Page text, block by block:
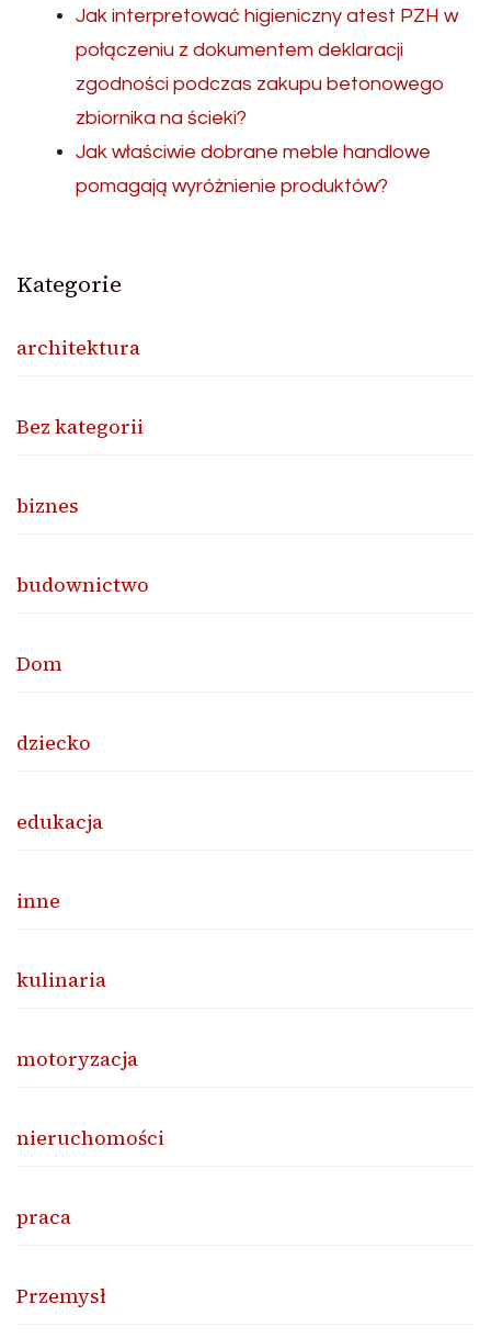
Jak interpretować higieniczny atest PZH w
połączeniu z dokumentem deklaracji
zgodności podczas zakupu betonowego
zbiornika na ścieki?
Jak właściwie dobrane meble handlowe
pomagają wyróżnienie produktów?
Kategorie
architektura
Bez kategorii
biznes
budownictwo
Dom
dziecko
edukacja
inne
kulinaria
motoryzacja
nieruchomości
praca
Przemysł